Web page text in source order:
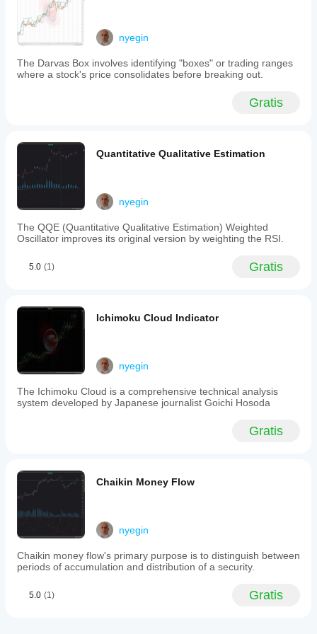
- Soglia: 30
- Criteri: CrossUp
- Priorità: 1
Risultato: Si attiva quando RSI incrocia sopra 30 su
- Indicatore: Short_MA
- TimeFrame: H1
- Criteri: CrossUpIndicatore
- Indicatore di confronto: Long_MA
- Peso: 0,8
- Priorità: 2
Risultato: Si attiva quando la MA veloce incrocia
- Indicatore: Close
- TimeFrame: M15
- Criteri: CrossUpIndicatore
- Indicatore di confronto: BB_Lower
- Peso: 0,7
- Priorità: 3
Risultato: Si attiva quando il prezzo incrocia sopra la
1. Componenti disponibili per filtro
Indicatori (21 totali):
- RSI
- CCI
- MACDHistogram
nyegin
The Darvas Box involves identifying "boxes" or trading ranges
where a stock's price consolidates before breaking out.
Gratis
Quantitative Qualitative Estimation
nyegin
The QQE (Quantitative Qualitative Estimation) Weighted
Oscillator improves its original version by weighting the RSI.
5.0 (1) Gratis
Ichimoku Cloud Indicator
nyegin
The Ichimoku Cloud is a comprehensive technical analysis
system developed by Japanese journalist Goichi Hosoda
Gratis
Chaikin Money Flow
nyegin
Chaikin money flow's primary purpose is to distinguish between
periods of accumulation and distribution of a security.
5.0 (1) Gratis